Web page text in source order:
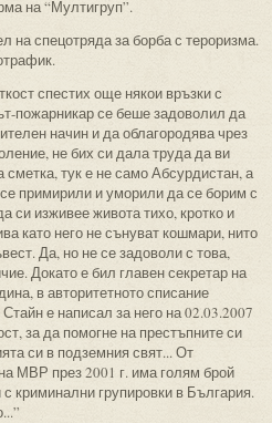
на “Мултигруп”.
на спецотряда за борба с тероризма.
спестих още някои връзки с
пожарникар се беше задоволил да
начин и да облагородява чрез
не бих си дала труда да ви
тук е не само Абсурдистан, а
примирили и уморили да се борим с
си изживее живота тихо, кротко и
като него не сънуват кошмари, нито
Да, но не се задоволи с това,
Докато е бил главен секретар на
в авторитетното списание
е написал за него на 02.03.2007
за да помогне на престъпните си
си в подземния свят... От
МВР през 2001 г. има голям брой
криминални групировки в България.